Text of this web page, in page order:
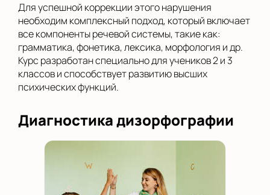
Для успешной коррекции этого нарушения
необходим комплексный подход, который включает
все компоненты речевой системы, такие как:
грамматика, фонетика, лексика, морфология и др.
Курс разработан специально для учеников 2 и 3
классов и способствует развитию высших
психических функций.
Диагностика дизорфографии